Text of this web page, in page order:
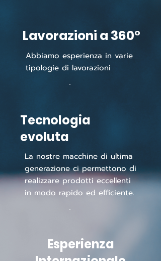
Lavorazioni a 360°
Abbiamo esperienza in varie
tipologie di lavorazioni
Tecnologia
evoluta
La nostre macchine di ultima
generazione ci permettono di
realizzare prodotti eccellenti
in modo rapido ed efficiente.
Esperienza